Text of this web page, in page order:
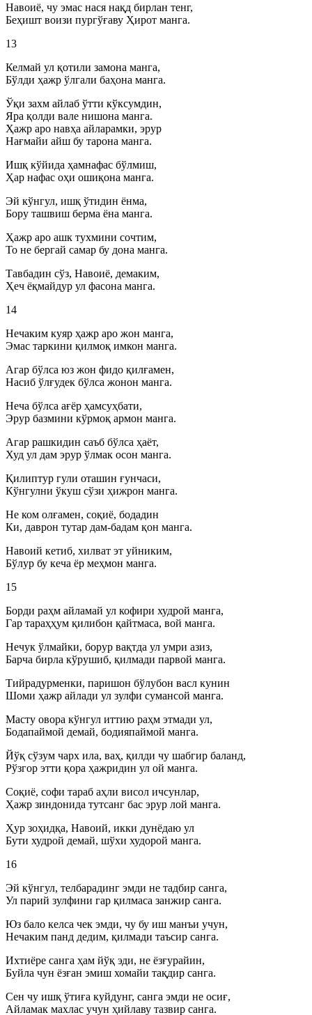
Навоиё, чу эмас нася нақд бирлан тенг,
Беҳишт воизи пургўғаву Ҳирот манга.
13
Келмай ул қотили замона манга,
Бўлди ҳажр ўлгали баҳона манга.
Ўқи захм айлаб ўтти кўксумдин,
Яра қолди вале нишона манга.
Ҳажр аро навҳа айларамки, эрур
Нағмайи айш бу тарона манга.
Ишқ кўйида ҳамнафас бўлмиш,
Ҳар нафас оҳи ошиқона манга.
Эй кўнгул, ишқ ўтидин ёнма,
Бору ташвиш берма ёна манга.
Ҳажр аро ашк тухмини сочтим,
То не бергай самар бу дона манга.
Тавбадин сўз, Навоиё, демаким,
Ҳеч ёқмайдур ул фасона манга.
14
Нечаким куяр ҳажр аро жон манга,
Эмас таркини қилмоқ имкон манга.
Агар бўлса юз жон фидо қилғамен,
Насиб ўлғудек бўлса жонон манга.
Неча бўлса ағёр ҳамсуҳбати,
Эрур базмини кўрмоқ армон манга.
Агар рашкидин саъб бўлса ҳаёт,
Худ ул дам эрур ўлмак осон манга.
Қилиптур гули оташин ғунчаси,
Кўнгулни ўкуш сўзи ҳижрон манга.
Не ком олғамен, соқиё, бодадин
Ки, даврон тутар дам-бадам қон манга.
Навоий кетиб, хилват эт уйниким,
Бўлур бу кеча ёр меҳмон манга.
15
Борди раҳм айламай ул кофири худрой манга,
Гар тараҳҳум қилибон қайтмаса, вой манга.
Нечук ўлмайки, борур вақтда ул умри азиз,
Барча бирла кўрушиб, қилмади парвой манга.
Тийрадурменки, паришон бўлубон васл кунин
Шоми ҳажр айлади ул зулфи сумансой манга.
Масту овора кўнгул иттию раҳм этмади ул,
Бодапаймой демай, бодияпаймой манга.
Йўқ сўзум чарх ила, ваҳ, қилди чу шабгир баланд,
Рўзгор этти қора ҳажридин ул ой манга.
Соқиё, софи тараб аҳли висол ичсунлар,
Ҳажр зиндонида тутсанг бас эрур лой манга.
Ҳур зоҳидқа, Навоий, икки дунёдаю ул
Бути худрой демай, шўхи худорой манга.
16
Эй кўнгул, телбарадинг эмди не тадбир санга,
Ул парий зулфини гар қилмаса занжир санга.
Юз бало келса чек эмди, чу бу иш манъи учун,
Нечаким панд дедим, қилмади таъсир санга.
Ихтиёре санга ҳам йўқ эди, не ёзғурайин,
Буйла чун ёзған эмиш хомайи тақдир санга.
Сен чу ишқ ўтиға куйдунг, санга эмди не осиғ,
Айламак махлас учун ҳийлаву тазвир санга.